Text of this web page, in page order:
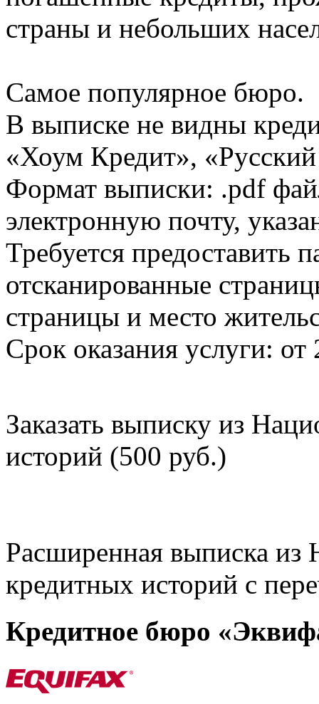
страны и небольших
Самое популярное бюро.
В выписке не видны
«Хоум Кредит»,
Формат выписки: .pdf
электронную почту,
Требуется предоставить
отсканированные
страницы и место
Срок оказания услуги: от
Заказать выписку из
историй (500 руб.)
Расширенная выписка из
кредитных историй с
Кредитное бюро